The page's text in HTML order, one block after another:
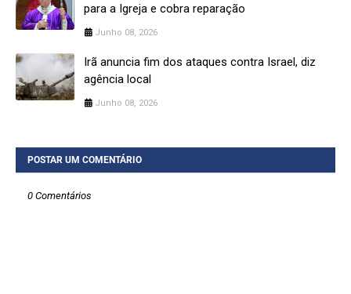
para a Igreja e cobra reparação
Junho 08, 2026
Irã anuncia fim dos ataques contra Israel, diz
agência local
Junho 08, 2026
POSTAR UM COMENTÁRIO
0 Comentários